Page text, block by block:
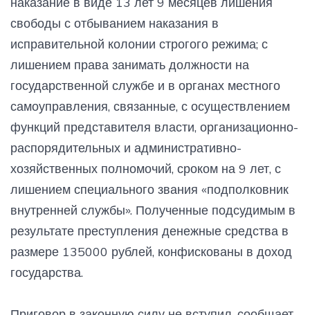
свободы с отбыванием наказания в
исправительной колонии строгого режима; с
лишением права занимать должности на
государственной службе и в органах местного
самоуправления, связанные, с осуществлением
функций представителя власти, организационно-
распорядительных и административно-
хозяйственных полномочий, сроком на 9 лет, с
лишением специального звания «подполковник
внутренней службы». Полученные подсудимым в
результате преступления денежные средства в
размере 135000 рублей, конфискованы в доход
государства.